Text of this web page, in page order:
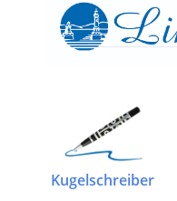
Kugelschreiber